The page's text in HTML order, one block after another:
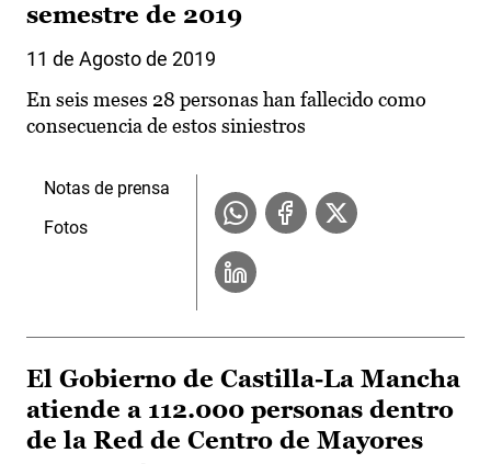
semestre de 2019
11 de Agosto de 2019
En seis meses 28 personas han fallecido como
consecuencia de estos siniestros
Notas de prensa
Fotos
El Gobierno de Castilla-La Mancha
atiende a 112.000 personas dentro
de la Red de Centro de Mayores